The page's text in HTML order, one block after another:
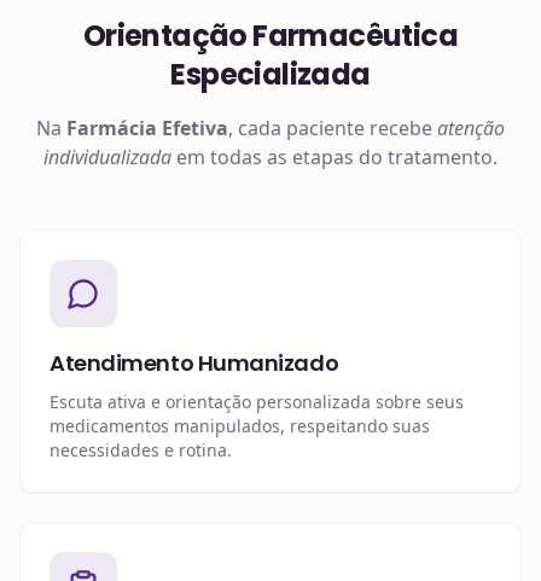
Orientação Farmacêutica
Especializada
Na Farmácia Efetiva, cada paciente recebeatenção
individualizada em todas as etapas do tratamento.
Atendimento Humanizado
Escuta ativa e orientação personalizada sobre seus
medicamentos manipulados, respeitando suas
necessidades e rotina.